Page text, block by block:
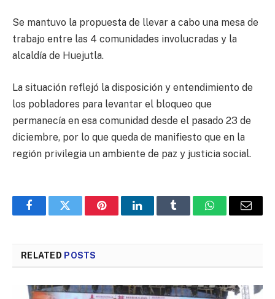
Se mantuvo la propuesta de llevar a cabo una mesa de
trabajo entre las 4 comunidades involucradas y la
alcaldía de Huejutla.
La situación reflejó la disposición y entendimiento de
los pobladores para levantar el bloqueo que
permanecía en esa comunidad desde el pasado 23 de
diciembre, por lo que queda de manifiesto que en la
región privilegia un ambiente de paz y justicia social.
FacebookTwitter PinterestLinkedInTumblr WhatsAppEmail
RELATED POSTS